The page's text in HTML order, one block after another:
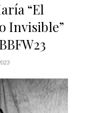
“El
Invisible”